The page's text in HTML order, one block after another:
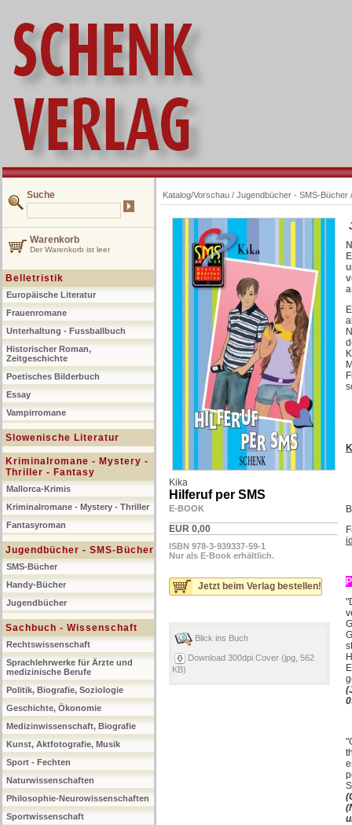
Suche
Warenkorb
Der Warenkorb ist leer
Belletristik
Europäische Literatur
Frauenromane
Unterhaltung - Fussballbuch
Historischer Roman,
Zeitgeschichte
Poetisches Bilderbuch
Essay
Vampirromane
Slowenische Literatur
Kriminalromane - Mystery -
Thriller - Fantasy
Mallorca-Krimis
Kriminalromane - Mystery - Thriller
Fantasyroman
Jugendbücher - SMS-Bücher
SMS-Bücher
Handy-Bücher
Jugendbücher
Sachbuch - Wissenschaft
Rechtswissenschaft
Sprachlehrwerke für Ärzte und
medizinische Berufe
Politik, Biografie, Soziologie
Geschichte, Ökonomie
Medizinwissenschaft, Biografie
Kunst, Aktfotografie, Musik
Sport - Fechten
Naturwissenschaften
Philosophie-Neurowissenschaften
Sportwissenschaft
Katalog/Vorschau / Jugendbücher - SMS-Bücher
Kika
Hilferuf per SMS
E-BOOK
EUR 0,00
ISBN 978-3-939337-59-1
Nur als E-Book erhältlich.
Jetzt beim Verlag bestellen!
Blick ins Buch
Download 300dpi Cover (jpg, 562
KB)